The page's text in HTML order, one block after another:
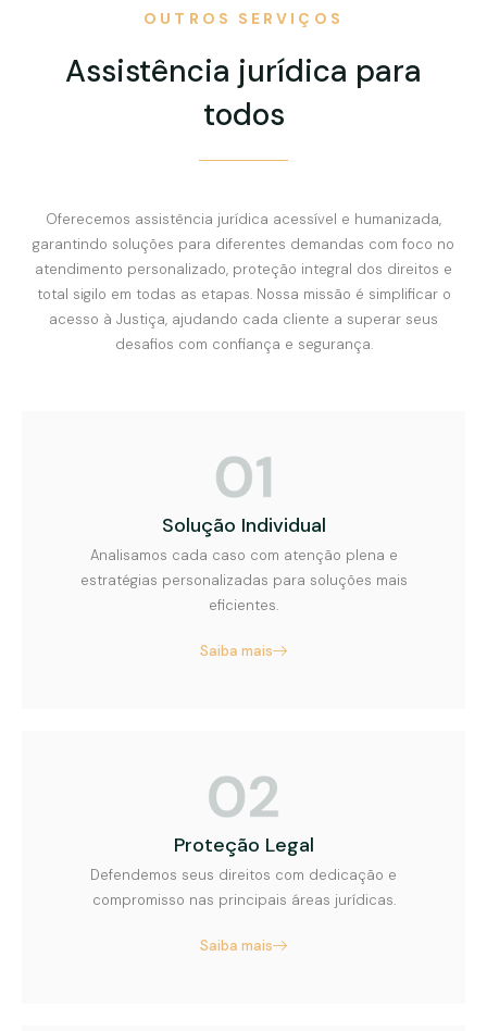
OUTROS SERVIÇOS
Assistência jurídica para
todos
Oferecemos assistência jurídica acessível e humanizada,
garantindo soluções para diferentes demandas com foco no
atendimento personalizado, proteção integral dos direitos e
total sigilo em todas as etapas. Nossa missão é simplificar o
acesso à Justiça, ajudando cada cliente a superar seus
desafios com confiança e segurança.
Solução Individual
Analisamos cada caso com atenção plena e
estratégias personalizadas para soluções mais
eficientes.
Saiba mais
Proteção Legal
Defendemos seus direitos com dedicação e
compromisso nas principais áreas jurídicas.
Saiba mais